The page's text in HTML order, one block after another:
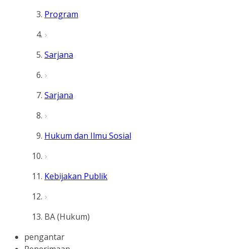
Program
Sarjana
Sarjana
Hukum dan Ilmu Sosial
Kebijakan Publik
BA (Hukum)
pengantar